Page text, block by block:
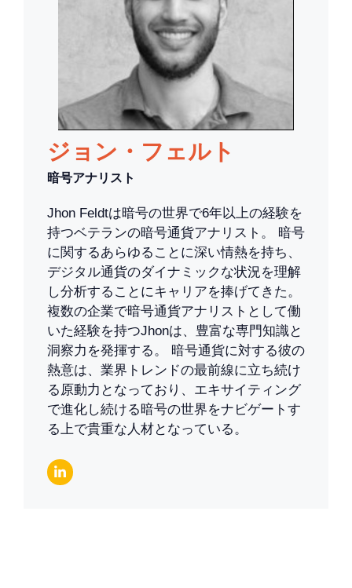
ジョン・フェルト
暗号アナリスト
Jhon Feldtは暗号の世界で6年以上の経験を
持つベテランの暗号通貨アナリスト。 暗号
に関するあらゆることに深い情熱を持ち、
デジタル通貨のダイナミックな状況を理解
し分析することにキャリアを捧げてきた。
複数の企業で暗号通貨アナリストとして働
いた経験を持つJhonは、豊富な専門知識と
洞察力を発揮する。 暗号通貨に対する彼の
熱意は、業界トレンドの最前線に立ち続け
る原動力となっており、エキサイティング
で進化し続ける暗号の世界をナビゲートす
る上で貴重な人材となっている。